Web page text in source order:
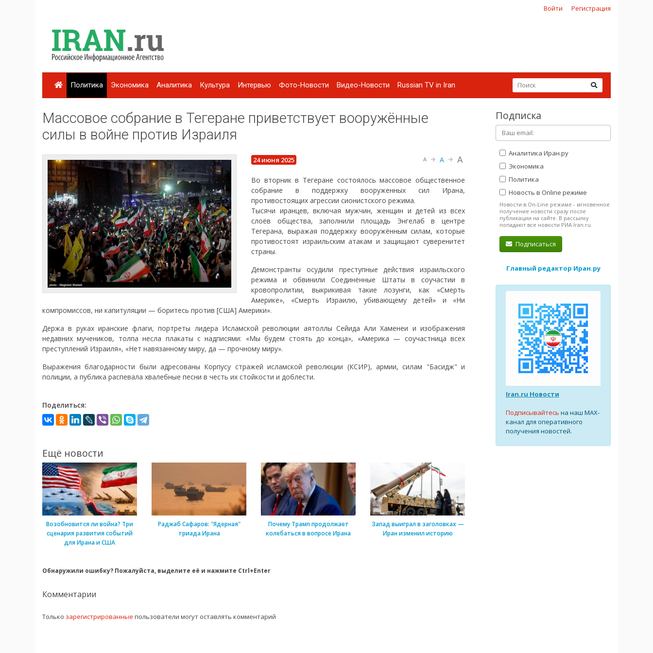
Войти Регистрация
Политика Экономика Аналитика Культура Интервью Фото-Новости Видео-Новости Russian TV in Iran
Массовое собрание в Тегеране приветствует вооружённые
силы в войне против Израиля
24 июня 2025 A A A
Во вторник в Тегеране состоялось массовое общественное
собрание в поддержку вооруженных сил Ирана,
противостоящих агрессии сионистского режима.
Тысячи иранцев, включая мужчин, женщин и детей из всех
слоёв общества, заполнили площадь Энгелаб в центре
Тегерана, выражая поддержку вооружённым силам, которые
противостоят израильским атакам и защищают суверенитет
страны.
Демонстранты осудили преступные действия израильского
режима и обвинили Соединённые Штаты в соучастии в
кровопролитии, выкрикивая такие лозунги, как «Смерть
Америке», «Смерть Израилю, убивающему детей» и «Ни
компромиссов, ни капитуляции — боритесь против [США] Америки».
Держа в руках иранские флаги, портреты лидера Исламской революции аятоллы Сейида Али Хаменеи и изображения
недавних мучеников, толпа несла плакаты с надписями: «Мы будем стоять до конца», «Америка — соучастница всех
преступлений Израиля», «Нет навязанному миру, да — прочному миру».
Выражения благодарности были адресованы Корпусу стражей исламской революции (КСИР), армии, силам "Басидж" и
полиции, а публика распевала хвалебные песни в честь их стойкости и доблести.
Поделиться:
Ещё новости
Возобновится ли война? Три
сценария развития событий
для Ирана и США
Раджаб Сафаров: "Ядерная"
триада Ирана
Почему Трамп продолжает
колебаться в вопросе Ирана
Запад выиграл в заголовках —
Иран изменил историю
Обнаружили ошибку? Пожалуйста, выделите её и нажмите Ctrl+Enter
Комментарии
Только зарегистрированные пользователи могут оставлять комментарий
Подписка
Аналитика Иран.ру
Экономика
Политика
Новость в Online режиме
Новости в On-Line режиме - мгновенное
получение новости сразу после
публикации на сайте. В рассылку
попадают все новости РИА Iran.ru.
Подписаться
Главный редактор Иран.ру
Iran.ru Новости
Подписывайтесь на наш MAX-
канал для оперативного
получения новостей.